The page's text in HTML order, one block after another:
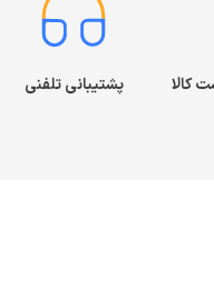
پشتیبانی تلفنی